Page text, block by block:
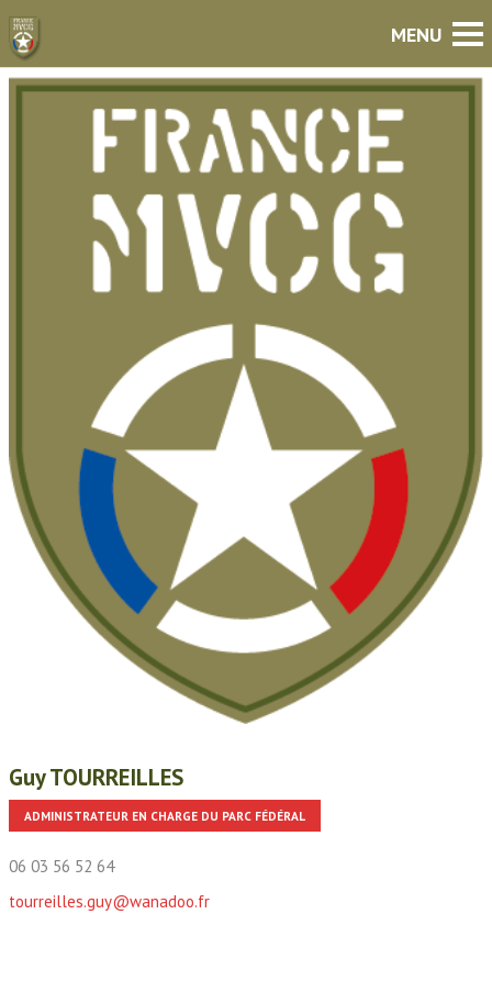
Guy TOURREILLES
ADMINISTRATEUR EN CHARGE DU PARC FÉDÉRAL
06 03 56 52 64
tourreilles.guy@wanadoo.fr